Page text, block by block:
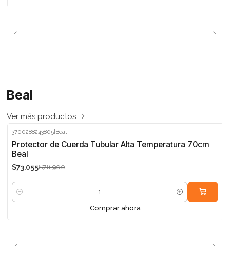
Beal
Ver más productos
-5%
3700288243805 Beal
Protector de Cuerda Tubular Alta Temperatura 70cm
Beal
$73.055$76.900
Cantidad
Comprar ahora